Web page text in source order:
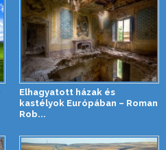
Elhagyatott házak és
kastélyok Európában – Roman
Rob...